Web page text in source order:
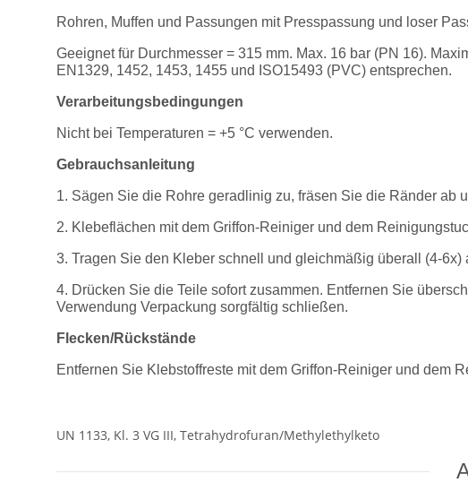
Rohren, Muffen und Passungen mit Presspassung und loser
Geeignet für Durchmesser = 315 mm. Max. 16 bar (PN 16).
EN1329, 1452, 1453, 1455 und ISO15493 (PVC) entsprechen.
Verarbeitungsbedingungen
Nicht bei Temperaturen = +5 °C verwenden.
Gebrauchsanleitung
1. Sägen Sie die Rohre geradlinig zu, fräsen Sie die Ränder ab
2. Klebeflächen mit dem Griffon-Reiniger und dem
3. Tragen Sie den Kleber schnell und gleichmäßig überall (4-
4. Drücken Sie die Teile sofort zusammen. Entfernen Sie
Verwendung Verpackung sorgfältig schließen.
Flecken/Rückstände
Entfernen Sie Klebstoffreste mit dem Griffon-Reiniger und dem
UN 1133, Kl. 3 VG III, Tetrahydrofuran/Methylethylketo